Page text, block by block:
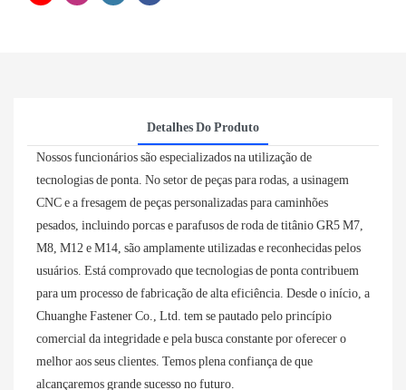
Detalhes Do Produto
Nossos funcionários são especializados na utilização de
tecnologias de ponta. No setor de peças para rodas, a usinagem
CNC e a fresagem de peças personalizadas para caminhões
pesados, incluindo porcas e parafusos de roda de titânio GR5 M7,
M8, M12 e M14, são amplamente utilizadas e reconhecidas pelos
usuários. Está comprovado que tecnologias de ponta contribuem
para um processo de fabricação de alta eficiência. Desde o início, a
Chuanghe Fastener Co., Ltd. tem se pautado pelo princípio
comercial da integridade e pela busca constante por oferecer o
melhor aos seus clientes. Temos plena confiança de que
alcançaremos grande sucesso no futuro.